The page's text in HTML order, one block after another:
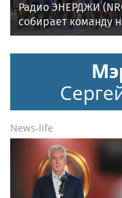
Радио ЭНЕРДЖИ
собирает команду
Tour de Russie в
Петербурге
News-life